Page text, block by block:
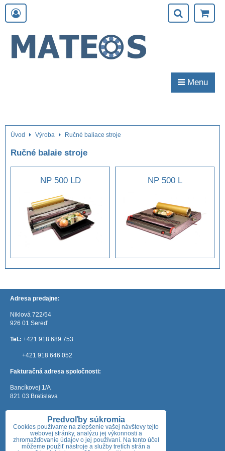
Menu
Úvod Výroba Ručné baliace stroje
Ručné balaie stroje
NP 500 LD NP 500 L
Adresa predajne:
Niklová 722/54
926 01 Sereď
Tel.: +421 918 689 753
+421 918 646 052
Fakturačná adresa spoločnosti:
Bancíkovej 1/A
821 03 Bratislava
e-mail:mateos@mateos.sk
Otváracie hodiny:
Pondelok: 7:30 - 18:00
Predvoľby súkromia
Cookies používame na zlepšenie vašej návštevy tejto
webovej stránky, analýzu jej výkonnosti a
zhromažďovanie údajov o jej používaní. Na tento účel
môžeme použiť nástroje a služby tretích strán a